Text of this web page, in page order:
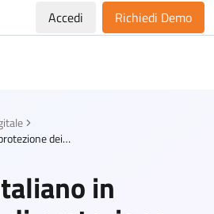
Accedi Richiedi Demo
Codice italiano in materia di protezione dei dati personali
in